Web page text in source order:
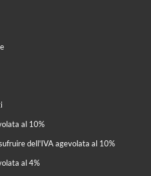
al 10%
dell'IVA agevolata al 10%
al 4%